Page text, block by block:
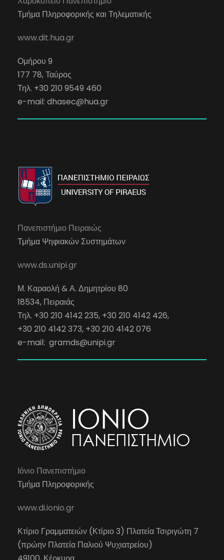
Τμήμα Πληροφορικής και Τηλεματικής
www.dit.hua.gr
Ομήρου 9
177 78, Ταύρος
Τηλ. +30 210 9549 460
e-mail: dhasec@hua.gr
Πανεπιστήμιο Πειραιώς
Τμήμα Ψηφιακών Συστημάτων
www.ds.unipi.gr
Μ. Καραολή & Α. Δημητρίου 80
18534, Πειραιάς
Τηλ. +30 210 4142 235, +30 210 4142 426,
+30 210 4142 373, +30 210 4142 076
e-mail: gramds@unipi.gr
Ιόνιο Πανεπιστήμιο
Τμήμα Πληροφορικής
www.di.ionio.gr
Κτίριο Γραμματειών (Κτίριο 3) Πλατεία Τσιριγώτη 7
(πρώην Πλατεία Παλιού Ψυχιατρείου)